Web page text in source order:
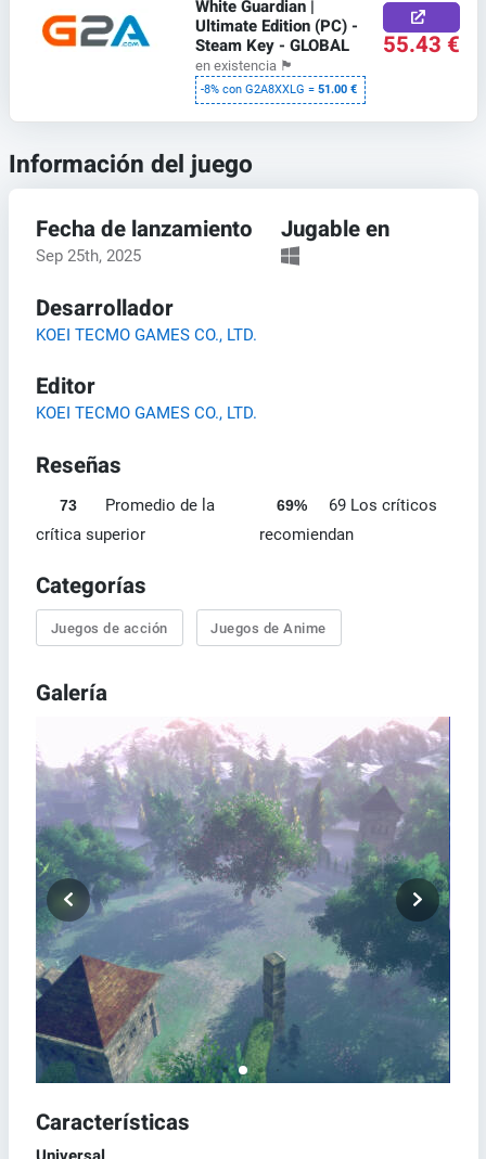
White Guardian |
Ultimate Edition (PC) -
Steam Key - GLOBAL
en existencia 🏴
-8% con G2A8XXLG =51.00 €
55.43 €
Información del juego
Fecha de lanzamiento
Sep 25th, 2025
Jugable en
Desarrollador
KOEI TECMO GAMES CO., LTD.
Editor
KOEI TECMO GAMES CO., LTD.
Reseñas
73
Promedio de la
crítica superior
69%
69 Los críticos
recomiendan
Categorías
Juegos de acción Juegos de Anime
Galería
Características